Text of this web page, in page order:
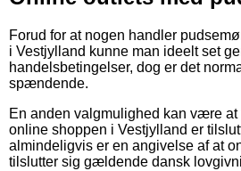
Forud for at nogen handler
i Vestjylland kunne man ideelt set
handelsbetingelser, dog er det
spændende.
En anden valgmulighed kan være at
online shoppen i Vestjylland er
almindeligvis er en angivelse af at
tilslutter sig gældende dansk